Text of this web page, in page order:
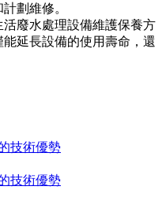
劃維修。
廢水處理設備維護保養方
延長設備的使用壽命，還
技術優勢
技術優勢